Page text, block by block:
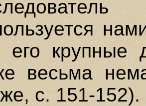
его крупные
весьма
с. 151-152).